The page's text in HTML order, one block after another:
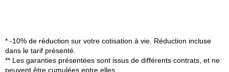
* -10% de réduction sur votre cotisation à vie. Réduction incluse
dans le tarif présenté.
** Les garanties présentées sont issus de différents contrats, et ne
peuvent être cumulées entre elles.